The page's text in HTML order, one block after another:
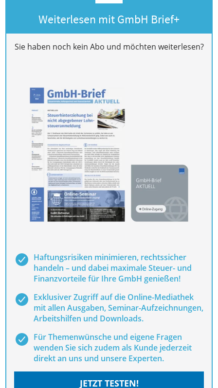
Weiterlesen mit GmbH Brief+
Sie haben noch kein Abo und möchten weiterlesen?
Haftungsrisiken minimieren, rechtssicher
handeln – und dabei maximale Steuer- und
Finanzvorteile für Ihre GmbH genießen!
Exklusiver Zugriff auf die Online-Mediathek
mit allen Ausgaben, Seminar-Aufzeichnungen,
Arbeitshilfen und Downloads.
Für Themenwünsche und eigene Fragen
wenden Sie sich zudem als Kunde jederzeit
direkt an uns und unsere Experten.
JETZT TESTEN!